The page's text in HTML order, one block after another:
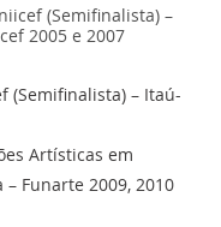
(Semifinalista) –
2005 e 2007
(Semifinalista) – Itaú-
Artísticas em
Funarte 2009, 2010